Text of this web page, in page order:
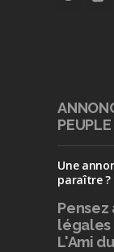
PEUPLE
Une
paraître ?
légales
L'Ami